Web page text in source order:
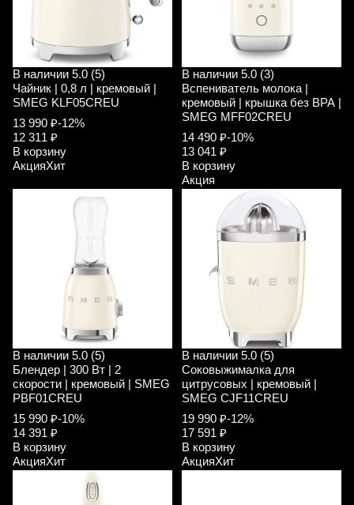
В наличии 5.0 (5)
Чайник | 0,8 л | кремовый |
SMEG KLF05CREU
13 990 ₽-12%
12 311 ₽
В корзину
АкцияХит
В наличии 5.0 (3)
Вспениватель молока |
кремовый | крышка без ВРА |
SMEG MFF02CREU
14 490 ₽-10%
13 041 ₽
В корзину
Акция
В наличии 5.0 (5)
Блендер | 300 Вт | 2
скорости | кремовый | SMEG
PBF01CREU
15 990 ₽-10%
14 391 ₽
В корзину
АкцияХит
В наличии 5.0 (5)
Соковыжималка для
цитрусовых | кремовый |
SMEG CJF11CREU
19 990 ₽-12%
17 591 ₽
В корзину
АкцияХит